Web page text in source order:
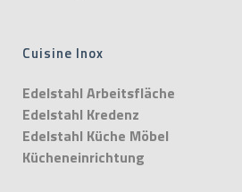
Cuisine Inox
Edelstahl Arbeitsfläche
Edelstahl Kredenz
Edelstahl Küche Möbel
Kücheneinrichtung